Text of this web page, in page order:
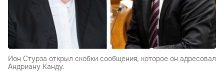
Ион Стурза открыл скобки сообщения, которое он адресовал
Андриану Канду.